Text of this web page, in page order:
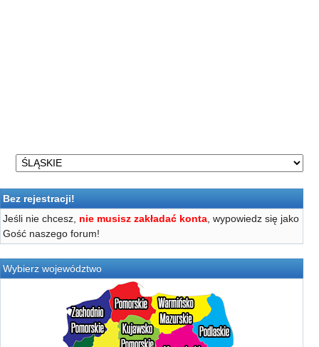
Bez rejestracji!
Jeśli nie chcesz, nie musisz zakładać konta , wypowiedz się jako
Gość naszego forum!
Wybierz województwo